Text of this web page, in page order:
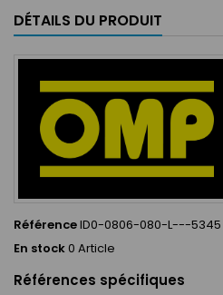
DÉTAILS DU PRODUIT
RéférenceID0-0806-080-L---5345
En stock0 Article
Références spécifiques